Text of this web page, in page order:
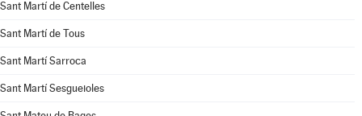
Sant Martí de Centelles
Sant Martí de Tous
Sant Martí Sarroca
Sant Martí Sesgueioles